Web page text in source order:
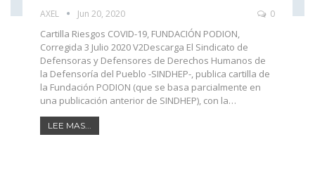
AXEL Jun 20, 2020 0
Cartilla Riesgos COVID-19, FUNDACIÓN PODION,
Corregida 3 Julio 2020 V2Descarga El Sindicato de
Defensoras y Defensores de Derechos Humanos de
la Defensoría del Pueblo -SINDHEP-, publica cartilla de
la Fundación PODION (que se basa parcialmente en
una publicación anterior de SINDHEP), con la…
LEE MAS...